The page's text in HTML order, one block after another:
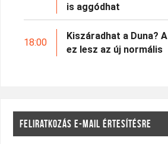
is aggódhat
18:00
Kiszáradhat a Duna?
ez lesz az új normális
FELIRATKOZÁS E-MAIL ÉRTESÍTÉSRE